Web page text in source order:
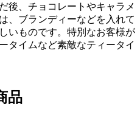
後、チョコレートやキャラメ
、ブランディーなどを入れて
いものです。特別なお客様が
タイムなど素敵なティータイ
品